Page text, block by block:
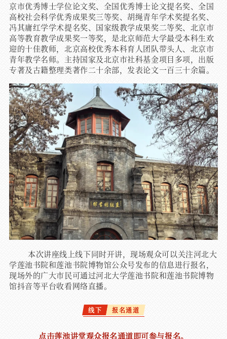
京市优秀博士学位论文奖、全国优秀博士论文提名奖、全国
高校社会科学优秀成果奖三等奖、胡绳青年学术奖提名奖、
冯其庸红学学术提名奖、国家级教学成果奖二等奖、北京市
高等教育教学成果奖一等奖，是北京师范大学最受本科生欢
迎的十佳教师，北京高校优秀本科育人团队带头人、北京市
青年教学名师。主持国家及北京市社科基金项目多项，出版
专著及古籍整理类著作二十余部，发表论文一百三十余篇。
本次讲座线上线下同时开讲，现场观众可以关注河北大
学莲池书院和莲池书院博物馆公众号发布的信息进行报名，
现场外的广大市民可通过河北大学莲池书院和莲池书院博物
馆抖音等平台收看网络直播。
线下 报名通道
点击莲池讲堂观众报名通道即可参与报名。